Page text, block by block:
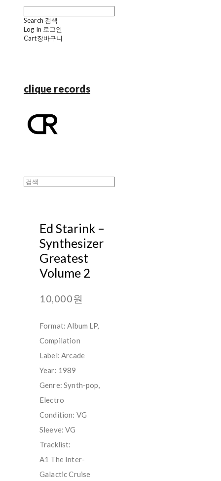
Search 검색
Log In 로그인
Cart장바구니
clique records
Ed Starink ‎–
Synthesizer
Greatest
Volume 2
10,000원
Format: Album LP,
Compilation
Label: Arcade
Year: 1989
Genre: Synth-pop,
Electro
Condition: VG
Sleeve: VG
Tracklist:
A1 The Inter-
Galactic Cruise